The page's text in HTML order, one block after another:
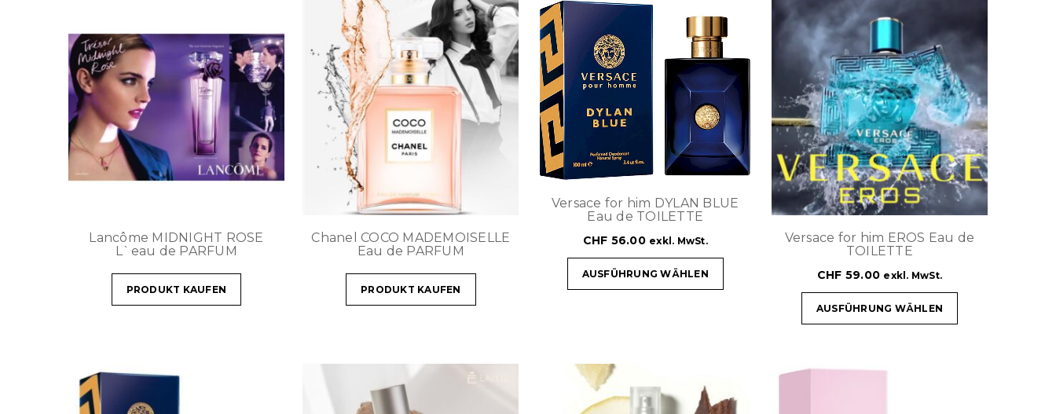
Lancôme MIDNIGHT ROSE
L`eau de PARFUM
PRODUKT KAUFEN
Chanel COCO MADEMOISELLE
Eau de PARFUM
PRODUKT KAUFEN
Versace for him DYLAN BLUE
Eau de TOILETTE
CHF 56.00 exkl. MwSt.
AUSFÜHRUNG WÄHLEN
Versace for him EROS Eau de
TOILETTE
CHF 59.00 exkl. MwSt.
AUSFÜHRUNG WÄHLEN